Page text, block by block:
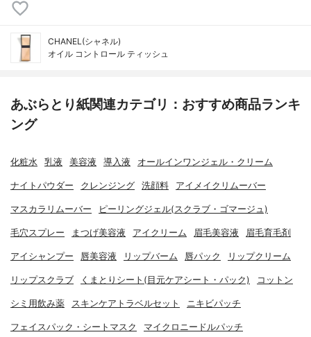
CHANEL(シャネル)
オイル コントロール ティッシュ
あぶらとり紙関連カテゴリ：おすすめ商品ランキ
ング
化粧水 乳液 美容液 導入液 オールインワンジェル・クリーム
ナイトパウダー クレンジング 洗顔料 アイメイクリムーバー
マスカラリムーバー ピーリングジェル(スクラブ・ゴマージュ)
毛穴スプレー まつげ美容液 アイクリーム 眉毛美容液 眉毛育毛剤
アイシャンプー 唇美容液 リップバーム 唇パック リップクリーム
リップスクラブ くまとりシート(目元ケアシート・パック) コットン
シミ用飲み薬 スキンケアトラベルセット ニキビパッチ
フェイスパック・シートマスク マイクロニードルパッチ